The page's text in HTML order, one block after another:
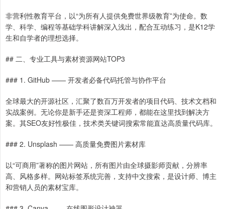
非营利性教育平台，以“为所有人提供免费世界级教育”为使命。数
学、科学、编程等基础学科讲解深入浅出，配合互动练习，是K12学
生和自学者的理想选择。
## 二、专业工具与素材资源网站TOP3
### 1. GitHub —— 开发者必备代码托管与协作平台
全球最大的开源社区，汇聚了数百万开发者的项目代码、技术文档和
实战案例。无论你是新手还是资深工程师，都能在这里找到解决方
案。其SEO友好性极佳，技术类关键词搜索常能直达高质量代码库。
### 2. Unsplash —— 高质量免费图片素材库
以“可商用”著称的图片网站，所有图片由全球摄影师贡献，分辨率
高、风格多样。网站标签系统完善，支持中文搜索，是设计师、博主
和营销人员的素材宝库。